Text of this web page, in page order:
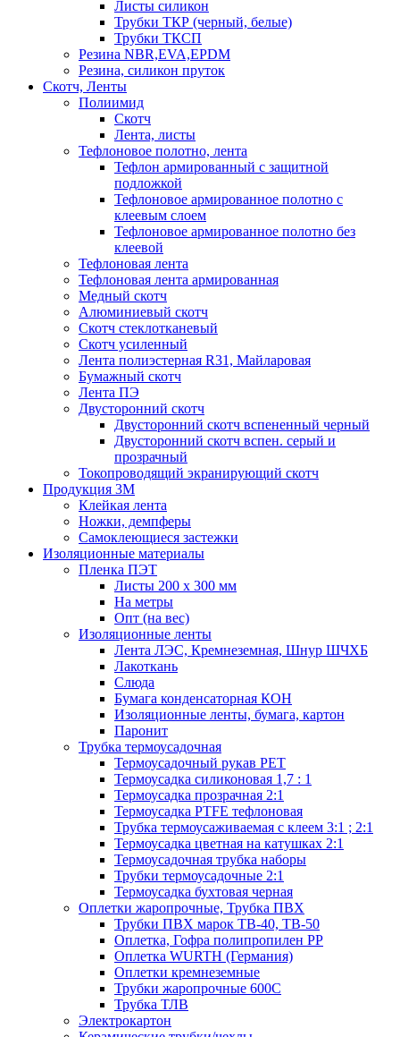
Листы силикон
Трубки ТКР (черный, белые)
Трубки ТКСП
Резина NBR,EVA,EPDM
Резина, силикон пруток
Скотч, Ленты
Полиимид
Скотч
Лента, листы
Тефлоновое полотно, лента
Тефлон армированный с защитной
подложкой
Тефлоновое армированное полотно с
клеевым слоем
Тефлоновое армированное полотно без
клеевой
Тефлоновая лента
Тефлоновая лента армированная
Медный скотч
Алюминиевый скотч
Скотч стеклотканевый
Скотч усиленный
Лента полиэстерная R31, Майларовая
Бумажный скотч
Лента ПЭ
Двусторонний скотч
Двусторонний скотч вспененный черный
Двусторонний скотч вспен. серый и
прозрачный
Токопроводящий экранирующий скотч
Продукция 3M
Клейкая лента
Ножки, демпферы
Самоклеющиеся застежки
Изоляционные материалы
Пленка ПЭТ
Листы 200 х 300 мм
На метры
Опт (на вес)
Изоляционные ленты
Лента ЛЭС, Кремнеземная, Шнур ШЧХБ
Лакоткань
Слюда
Бумага конденсаторная КОН
Изоляционные ленты, бумага, картон
Паронит
Трубка термоусадочная
Термоусадочный рукав PET
Термоусадка силиконовая 1,7 : 1
Термоусадка прозрачная 2:1
Термоусадка PTFE тефлоновая
Трубка термоусаживаемая с клеем 3:1 ; 2:1
Термоусадка цветная на катушках 2:1
Термоусадочная трубка наборы
Трубки термоусадочные 2:1
Термоусадка бухтовая черная
Оплетки жаропрочные, Трубка ПВХ
Трубки ПВХ марок ТВ-40, ТВ-50
Оплетка, Гофра полипропилен PP
Оплетка WURTH (Германия)
Оплетки кремнеземные
Трубки жаропрочные 600С
Трубка ТЛВ
Электрокартон